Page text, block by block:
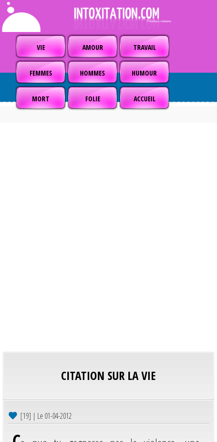
VIE AMOUR TRAVAIL
FEMMES HOMMES HUMOUR
MORT FOLIE ACCUEIL
CITATION SUR LA VIE
[19] | Le 01-04-2012